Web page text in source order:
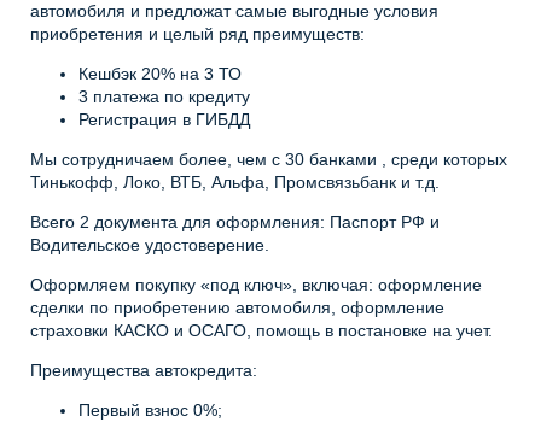
автомобиля и предложат самые выгодные условия
приобретения и целый ряд преимуществ:
Кешбэк 20% на 3 ТО
3 платежа по кредиту
Регистрация в ГИБДД
Мы сотрудничаем более, чем с 30 банками , среди которых
Тинькофф, Локо, ВТБ, Альфа, Промсвязьбанк и т.д.
Всего 2 документа для оформления: Паспорт РФ и
Водительское удостоверение.
Оформляем покупку «под ключ», включая: оформление
сделки по приобретению автомобиля, оформление
страховки КАСКО и ОСАГО, помощь в постановке на учет.
Преимущества автокредита:
Первый взнос 0%;